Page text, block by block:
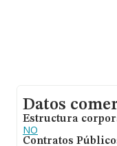
Datos
Estructura
NO
Contratos